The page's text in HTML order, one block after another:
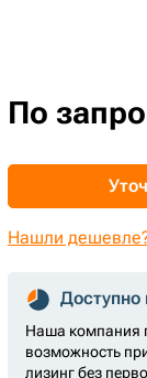
По
Нашли
Доступно
Наша компания
возможность
лизинг без